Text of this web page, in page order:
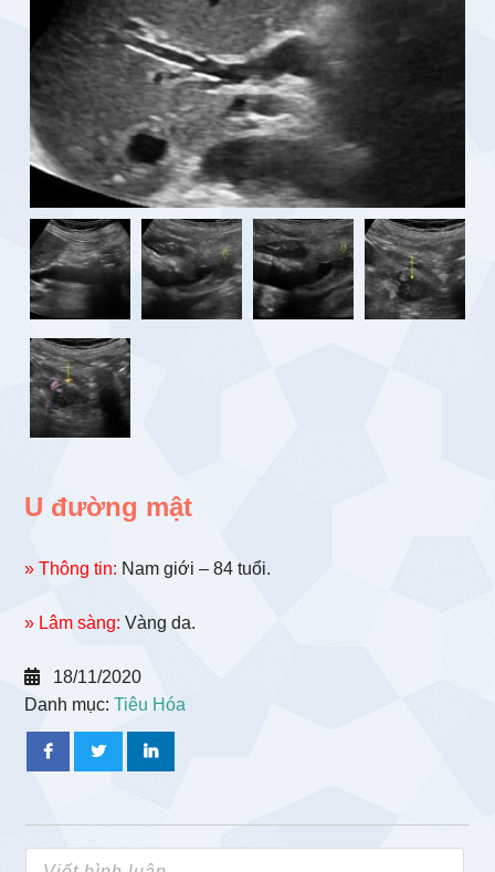
U đường mật
» Thông tin: Nam giới – 84 tuổi.
» Lâm sàng: Vàng da.
18/11/2020
Danh mục:Tiêu Hóa